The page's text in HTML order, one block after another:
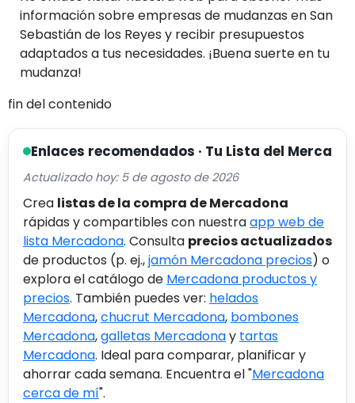
información sobre empresas de mudanzas en San
Sebastián de los Reyes y recibir presupuestos
adaptados a tus necesidades. ¡Buena suerte en tu
mudanza!
fin del contenido
Enlaces recomendados · Tu Lista del Merca
Actualizado hoy: 5 de agosto de 2026
Crea listas de la compra de Mercadona
rápidas y compartibles con nuestraapp web de
lista Mercadona. Consulta precios actualizados
de productos (p. ej.,jamón Mercadona precios) o
explora el catálogo de Mercadona productos y
precios. También puedes ver: helados
Mercadona,chucrut Mercadona, bombones
Mercadona,galletas Mercadonay tartas
Mercadona. Ideal para comparar, planificar y
ahorrar cada semana. Encuentra el "Mercadona
cerca de mí".